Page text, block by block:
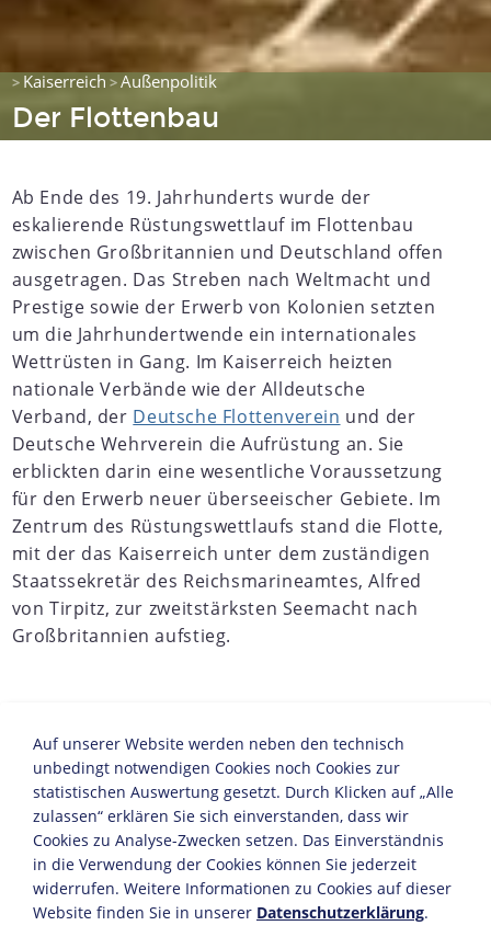
> Kaiserreich >Außenpolitik
Der Flottenbau
Ab Ende des 19. Jahrhunderts wurde der
eskalierende Rüstungswettlauf im Flottenbau
zwischen Großbritannien und Deutschland offen
ausgetragen. Das Streben nach Weltmacht und
Prestige sowie der Erwerb von Kolonien setzten
um die Jahrhundertwende ein internationales
Wettrüsten in Gang. Im Kaiserreich heizten
nationale Verbände wie der Alldeutsche
Verband, der Deutsche Flottenverein und der
Deutsche Wehrverein die Aufrüstung an. Sie
erblickten darin eine wesentliche Voraussetzung
für den Erwerb neuer überseeischer Gebiete. Im
Zentrum des Rüstungswettlaufs stand die Flotte,
mit der das Kaiserreich unter dem zuständigen
Staatssekretär des Reichsmarineamtes, Alfred
von Tirpitz, zur zweitstärksten Seemacht nach
Großbritannien aufstieg.
1871 1872 1873 1874 1875 1876
"Deutschlands Zukunft liegt auf dem Meer". Mit diesen
Worten kündigte Wilhelm II. 1896 eine neue
Flottenpolitik an. Admiral Tirpitz begründete 1898 das
Ziel des neuen deutschen Flottenprogramms:
"Deutschland muss eine so starke Schlachtflotte
besitzen, dass ein Krieg auch für den seemächtigsten
Auf unserer Website werden neben den technisch
unbedingt notwendigen Cookies noch Cookies zur
statistischen Auswertung gesetzt. Durch Klicken auf „Alle
zulassen“ erklären Sie sich einverstanden, dass wir
Cookies zu Analyse-Zwecken setzen. Das Einverständnis
in die Verwendung der Cookies können Sie jederzeit
widerrufen. Weitere Informationen zu Cookies auf dieser
Website finden Sie in unserer Datenschutzerklärung.